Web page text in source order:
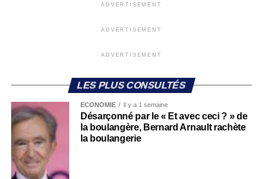
ADVERTISEMENT
ADVERTISEMENT
ADVERTISEMENT
LES PLUS CONSULTÉS
ECONOMIE Il y a 1 semaine
Désarçonné par le « Et avec ceci ? » de
la boulangère, Bernard Arnault rachète
la boulangerie